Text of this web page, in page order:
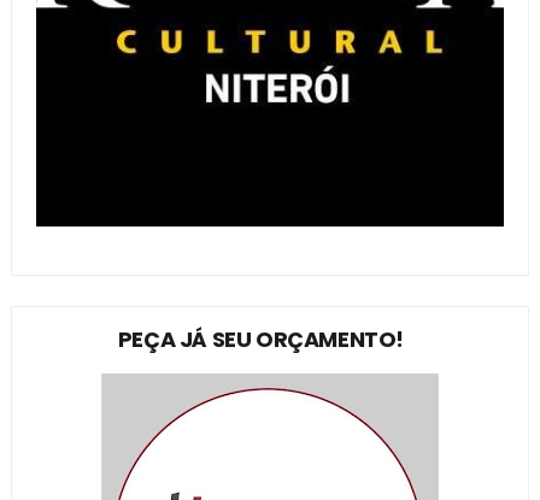
PEÇA JÁ SEU ORÇAMENTO!